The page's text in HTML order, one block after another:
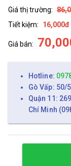
Giá thị trường:
Tiết kiệm:
16,000đ
Giá bán:
Hotline:
Gò Vấp: 50/
Quận 11:
Chí Minh